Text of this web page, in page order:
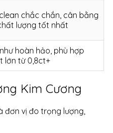
chắc chắn, cân bằng
lượng tốt nhất
hoàn hảo, phù hợp
lớn từ 0,8ct+
Kim Cương
đơn vị đo trọng lượng,